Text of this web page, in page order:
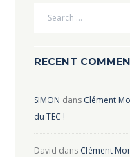
RECENT
SIMON dans Clément
du TEC !
David dans Clément